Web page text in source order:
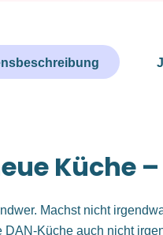
Küche
Machst nicht
DAN-Küche auch nicht